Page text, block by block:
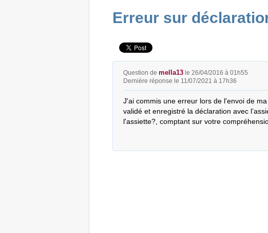
Erreur sur
Question de mella13le 26/04/2016 à 01h55
Dernière réponse le 11/07/2021 à 17h36
J'ai commis une erreur lors de l'envoi de
validé et enregistré la déclaration avec
l'assiette?, comptant sur votre